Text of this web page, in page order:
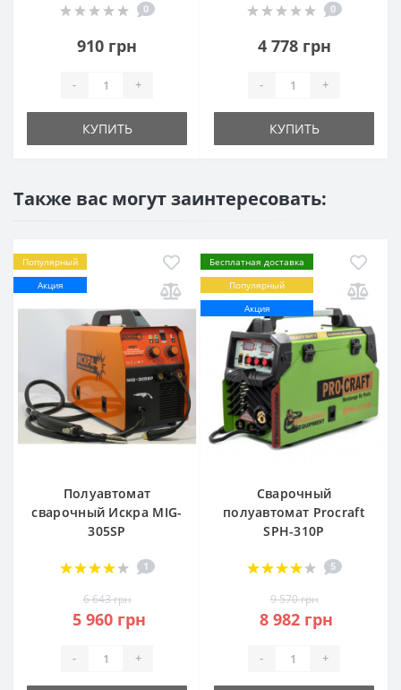
0
910 грн
- +
КУПИТЬ
0
4 778 грн
- +
КУПИТЬ
Также вас могут заинтересовать:
Популярный
Акция
Полуавтомат
сварочный Искра MIG-
305SP
1
6 643 грн
5 960 грн
- +
Бесплатная доставка
Популярный
Акция
Сварочный
полуавтомат Procraft
SPH-310P
5
9 570 грн
8 982 грн
- +